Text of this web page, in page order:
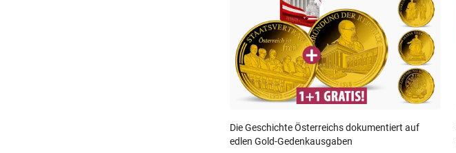
Die Geschichte Österreichs dokumentiert auf
edlen Gold-Gedenkausgaben